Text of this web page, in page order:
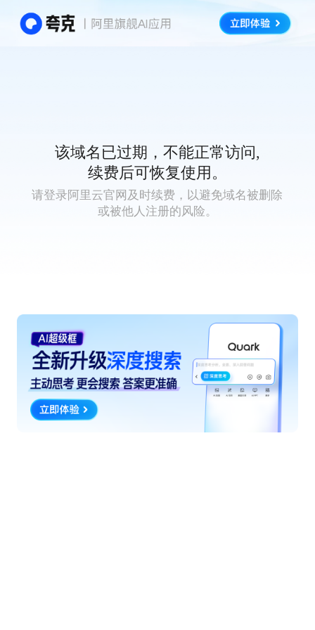
该域名已过期，不能正常访问,
续费后可恢复使用。
请登录阿里云官网及时续费，以避免域名被删除
或被他人注册的风险。